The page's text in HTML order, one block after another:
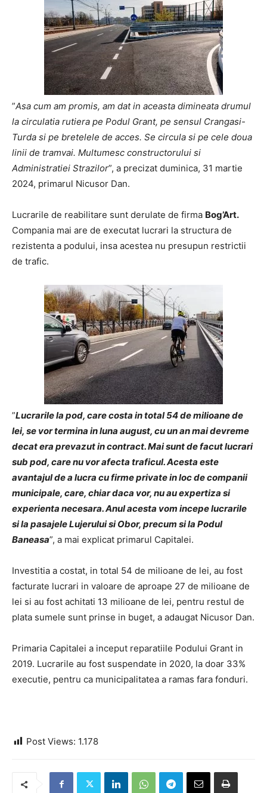
”Asa cum am promis, am dat in aceasta dimineata drumul
la circulatia rutiera pe Podul Grant, pe sensul Crangasi-
Turda si pe bretelele de acces. Se circula si pe cele doua
linii de tramvai. Multumesc constructorului si
Administratiei Strazilor”, a precizat duminica, 31 martie
2024, primarul Nicusor Dan.
Lucrarile de reabilitare sunt derulate de firma Bog’Art.
Compania mai are de executat lucrari la structura de
rezistenta a podului, insa acestea nu presupun restrictii
de trafic.
”Lucrarile la pod, care costa in total 54 de milioane de
lei, se vor termina in luna august, cu un an mai devreme
decat era prevazut in contract. Mai sunt de facut lucrari
sub pod, care nu vor afecta traficul. Acesta este
avantajul de a lucra cu firme private in loc de companii
municipale, care, chiar daca vor, nu au expertiza si
experienta necesara. Anul acesta vom incepe lucrarile
si la pasajele Lujerului si Obor, precum si la Podul
Baneasa”, a mai explicat primarul Capitalei.
Investitia a costat, in total 54 de milioane de lei, au fost
facturate lucrari in valoare de aproape 27 de milioane de
lei si au fost achitati 13 milioane de lei, pentru restul de
plata sumele sunt prinse in buget, a adaugat Nicusor Dan.
Primaria Capitalei a inceput reparatiile Podului Grant in
2019. Lucrarile au fost suspendate in 2020, la doar 33%
executie, pentru ca municipalitatea a ramas fara fonduri.
Post Views: 1.178